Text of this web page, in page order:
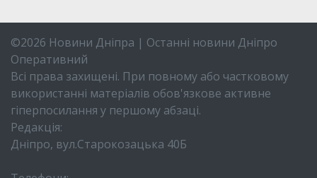
©2026 Новини Дніпра | Останні новини Дніпро
Оперативний
Всі права захищені. При повному або частковому
використанні матеріалів обов'язкове активне
гіперпосилання у першому абзаці.
Редакція:
Дніпро, вул.Старокозацька 40Б